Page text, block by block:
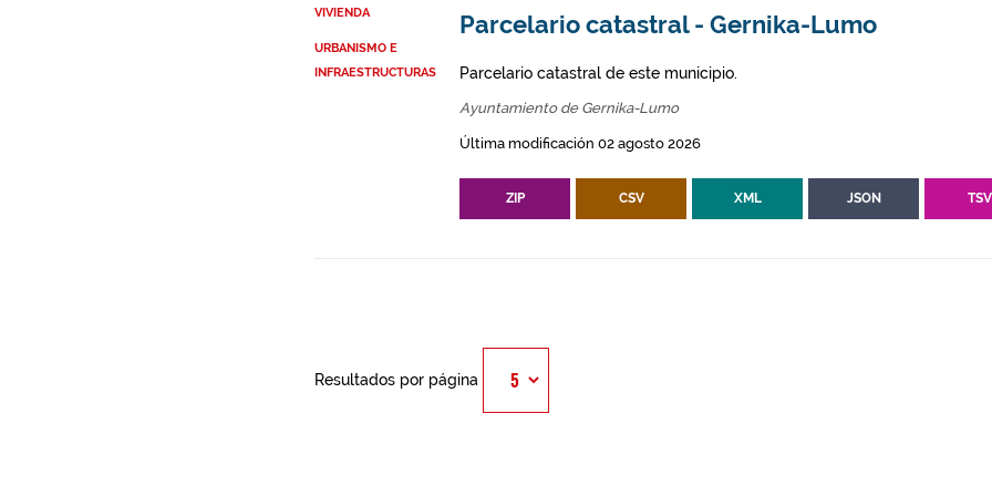
VIVIENDA
URBANISMO E
INFRAESTRUCTURAS
Parcelario catastral - Gernika-Lumo
Parcelario catastral de este municipio.
Ayuntamiento de Gernika-Lumo
Última modificación 02 agosto 2026
ZIP CSV XML JSON TSV
Resultados por página